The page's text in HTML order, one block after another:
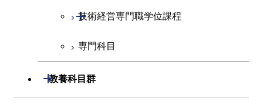
エネルギー・情報コース
エンジニアリングデザイン
コース
イノベーション科学コース
人間医療科学技術コース
技術経営専門職学位課程
開閉
技術経営専門職学位課程
専門科目
教養科目群
開閉